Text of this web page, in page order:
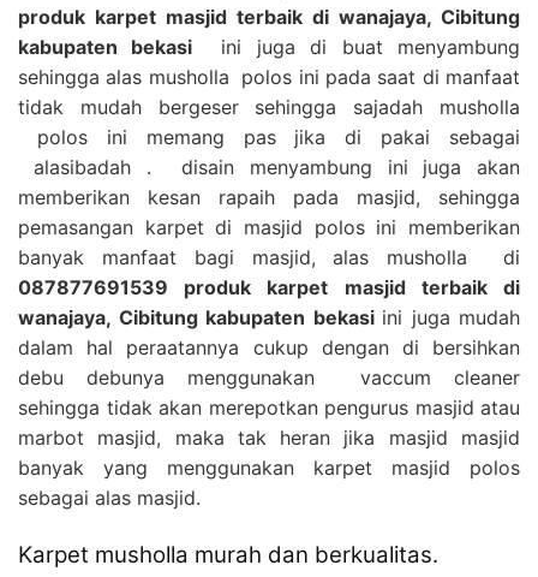
produk karpet masjid terbaik di wanajaya, Cibitung
kabupaten bekasi
ini juga di buat menyambung
sehingga alas musholla polos ini pada saat di manfaat
tidak mudah bergeser sehingga sajadah musholla
polos ini memang pas jika di pakai sebagai
alasibadah . disain menyambung ini juga akan
memberikan kesan rapaih pada masjid, sehingga
pemasangan karpet di masjid polos ini memberikan
banyak manfaat bagi masjid, alas musholla di
087877691539 produk karpet masjid terbaik di
wanajaya, Cibitung kabupaten bekasi ini juga mudah
dalam hal peraatannya cukup dengan di bersihkan
debu debunya menggunakan vaccum cleaner
sehingga tidak akan merepotkan pengurus masjid atau
marbot masjid, maka tak heran jika masjid masjid
banyak yang menggunakan karpet masjid polos
sebagai alas masjid.
Karpet musholla murah dan berkualitas.